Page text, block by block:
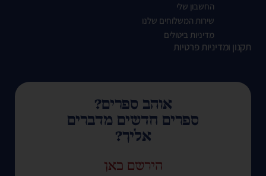
החשבון שלי
שירות המשלוחים שלנו
מדיניות ביטולים
תקנון ומדיניות פרטיות
אוהב ספרים?
ספרים חדשים מדברים
אליך?
הירשם כאן